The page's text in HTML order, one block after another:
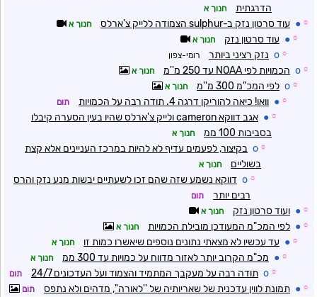
הדרגתית
חנוך א
☼
● עוד סרטון נזק ב-sulphur הצמודה ללייק צ'ארלס חנוך א
☼
● עוד סרטון נזק חנוך א
☼
o נזק רציני ביותר רומי-צפון
☼
o הכמויות לפי NOAA עד 250 מ''מ חנוך א
☼
o לפי המכ"מ 300 מ''מ חנוך א
☼
● וואו! כיאה להוריקן דרגה 4. תודה רבה על הכמויות תום
☼
●
אגב דווקא cameron ולייק צ'ארלס שהיו בעין הסערה קיבלו
בסביבות 100 ממ
חנוך א
☼
o בקיצור, לפעמים עדיף לא להיות במרכז העניינים אלא קצת
בשוליים
חנוך א
☼
o דווקא נשמע שזה שהם זכו לשעתיים יבשות מנע נזק והרס
רבים יותר
תום
☼
● ועוד סרטון נזק חנוך א
☼
● לפי המכ"מ המעודכן מובילת הכמויות חנוך א
☼
● עד עכשיו לא מצאתי נתונים נוספים שיאשרו כמות זו חנוך א
☼
● מכ"מ הקרוב יותר לאזור מדווח על כמויות עד 300 ממ חנוך א
☼
o תודה רבה על מעקבך המתמיד והצמוד ועל העדכונים 24/7 תום
☼
● תמונת לווין עדכנית של שאריותיה של ''לאורה'', מדהים ולא נתפס תום